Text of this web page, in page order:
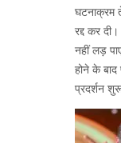
घटनाक्रम
रद्द कर
नहीं लड़
होने के
प्रदर्शन